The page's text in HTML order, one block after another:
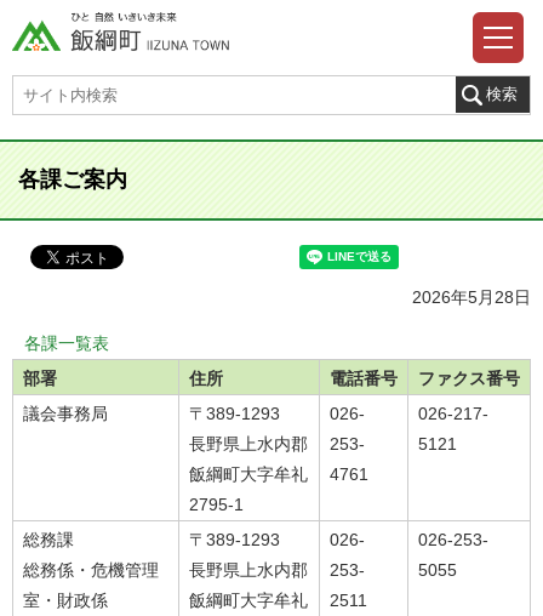
各課ご案内
2026年5月28日
各課一覧表
部署
住所 電話番号
ファクス番号
議会事務局
〒389-1293
長野県上水内郡
飯綱町大字牟礼
2795-1
026-
253-
4761
026-217-
5121
総務課
総務係・危機管理
室・財政係
〒389-1293
長野県上水内郡
飯綱町大字牟礼
026-
253-
2511
026-253-
5055